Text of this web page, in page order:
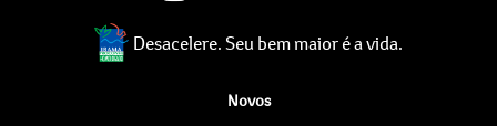
Desacelere. Seu bem maior é a vida.
Novos